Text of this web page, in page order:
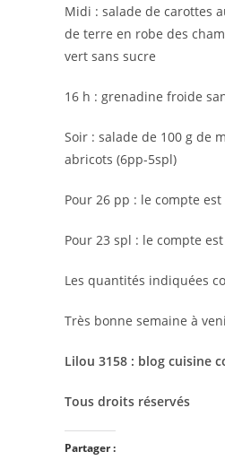
Midi : salade de carottes
de terre en robe des
vert sans sucre
16 h : grenadine froide
Soir : salade de 100 g de
abricots (6pp-5spl)
Pour 26 pp : le compte est
Pour 23 spl : le compte
Les quantités indiquées
Très bonne semaine à
Lilou 3158 : blog cuisine
Tous droits réservés
Partager :